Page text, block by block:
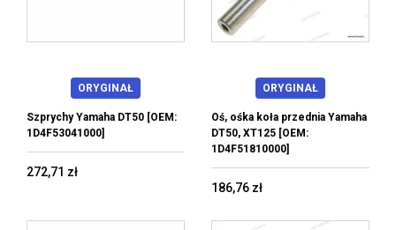
ORYGINAŁ
Szprychy Yamaha DT50 [OEM:
1D4F53041000]
272,71 zł
ORYGINAŁ
Oś, ośka koła przednia Yamaha
DT50, XT125 [OEM:
1D4F51810000]
186,76 zł